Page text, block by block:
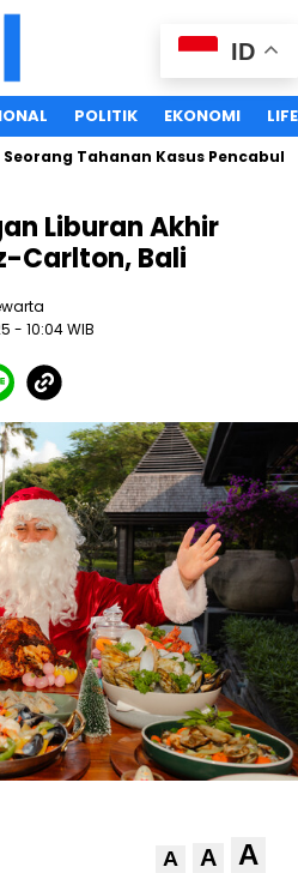
POLITIK EKONOMI
Tahanan Kasus Pencabulan
Liburan Akhir
Carlton, Bali
- 10:04 WIB
A A A
ID